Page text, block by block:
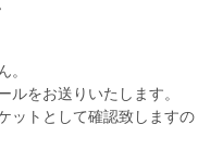
。
ルをお送りいたします。
ットとして確認致しますの